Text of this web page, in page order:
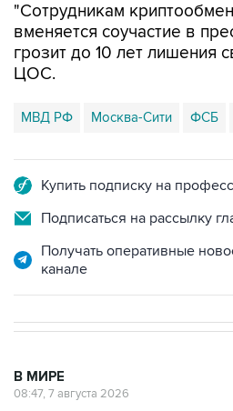
"Сотрудникам
вменяется соучастие в
грозит до 10 лет лишения
ЦОС.
МВД РФ Москва-Сити ФСБ
Купить подписку на
Подписаться на рассылку
Получать оперативные
канале
В МИРЕ
08:47, 7 августа 2026